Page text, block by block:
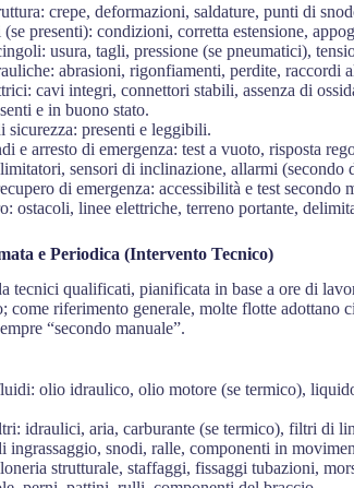
crepe, deformazioni, saldature, punti di
presenti): condizioni, corretta estensione,
usura, tagli, pressione (se pneumatici),
abrasioni, rigonfiamenti, perdite, raccordi
cavi integri, connettori stabili, assenza di
e in buono stato.
sicurezza: presenti e leggibili.
e arresto di emergenza: test a vuoto, risposta
sensori di inclinazione, allarmi (secondo
di emergenza: accessibilità e test secondo
ostacoli, linee elettriche, terreno portante,
e Periodica (Intervento Tecnico)
tecnici qualificati, pianificata in base a ore di
come riferimento generale, molte flotte adottano
“secondo manuale”.
olio idraulico, olio motore (se termico),
idraulici, aria, carburante (se termico), filtri di
snodi, ralle, componenti in
strutturale, staffaggi, fissaggi tubazioni,